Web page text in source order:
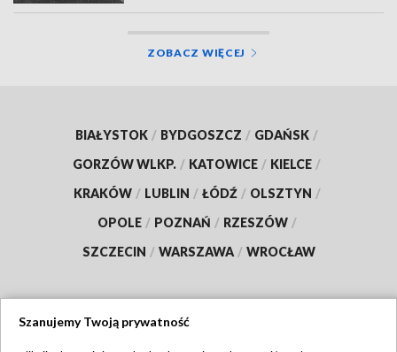
ZOBACZ WIĘCEJ
BIAŁYSTOK / BYDGOSZCZ / GDAŃSK /
GORZÓW WLKP. / KATOWICE / KIELCE /
KRAKÓW / LUBLIN / ŁÓDŹ / OLSZTYN /
OPOLE / POZNAŃ / RZESZÓW /
SZCZECIN / WARSZAWA / WROCŁAW
Szanujemy Twoją prywatność